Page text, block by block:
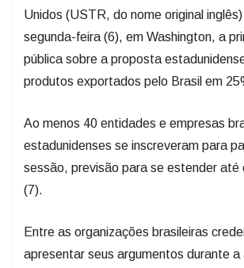
Unidos (USTR, do nome original
segunda-feira (6), em Washington, a
pública sobre a proposta
produtos exportados pelo Brasil em
Ao menos 40 entidades e empresas
estadunidenses se inscreveram para
sessão, previsão para se estender
(7).
Entre as organizações brasileiras
apresentar seus argumentos durante